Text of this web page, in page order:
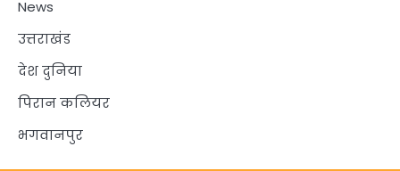
News
उत्तराखंड
देश दुनिया
पिरान कलियर
भगवानपुर